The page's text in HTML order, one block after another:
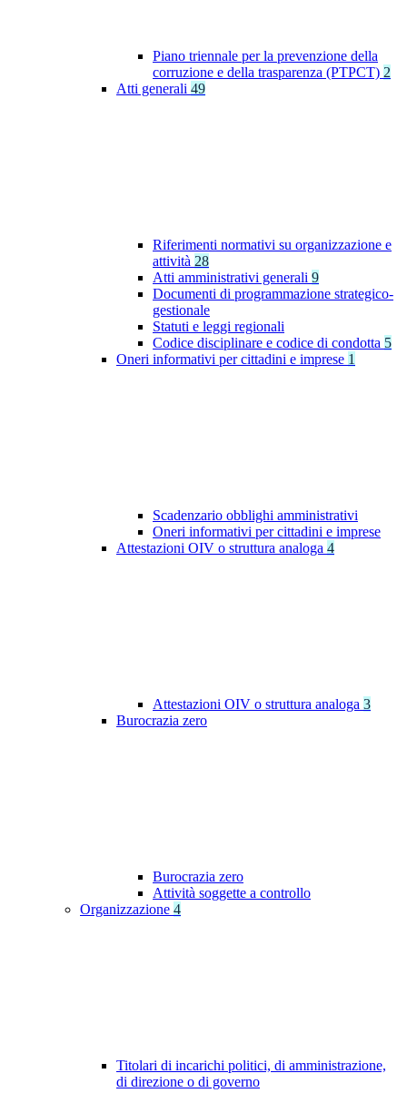
Piano triennale per la prevenzione della
corruzione e della trasparenza (PTPCT) 2
Atti generali 49
Riferimenti normativi su organizzazione e
attività 28
Atti amministrativi generali 9
Documenti di programmazione strategico-
gestionale
Statuti e leggi regionali
Codice disciplinare e codice di condotta 5
Oneri informativi per cittadini e imprese 1
Scadenzario obblighi amministrativi
Oneri informativi per cittadini e imprese
Attestazioni OIV o struttura analoga 4
Attestazioni OIV o struttura analoga 3
Burocrazia zero
Burocrazia zero
Attività soggette a controllo
Organizzazione 4
Titolari di incarichi politici, di amministrazione,
di direzione o di governo